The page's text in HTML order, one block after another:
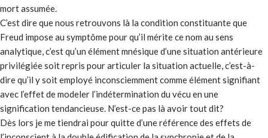
mort assumée.
C’est dire que nous retrouvons là la condition constituante que
Freud impose au symptôme pour qu’il mérite ce nom au sens
analytique, c’est qu’un élément mnésique d’une situation antérieure
privilégiée soit repris pour articuler la situation actuelle, c’est-à-
dire qu’il y soit employé inconsciemment comme élément signifiant
avec l’effet de modeler l’indétermination du vécu en une
signification tendancieuse. N’est-ce pas là avoir tout dit?
Dès lors je me tiendrai pour quitte d’une référence des effets de